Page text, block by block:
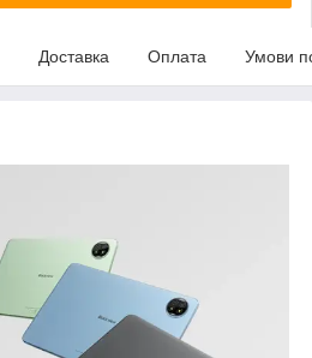
Доставка Оплата Умови